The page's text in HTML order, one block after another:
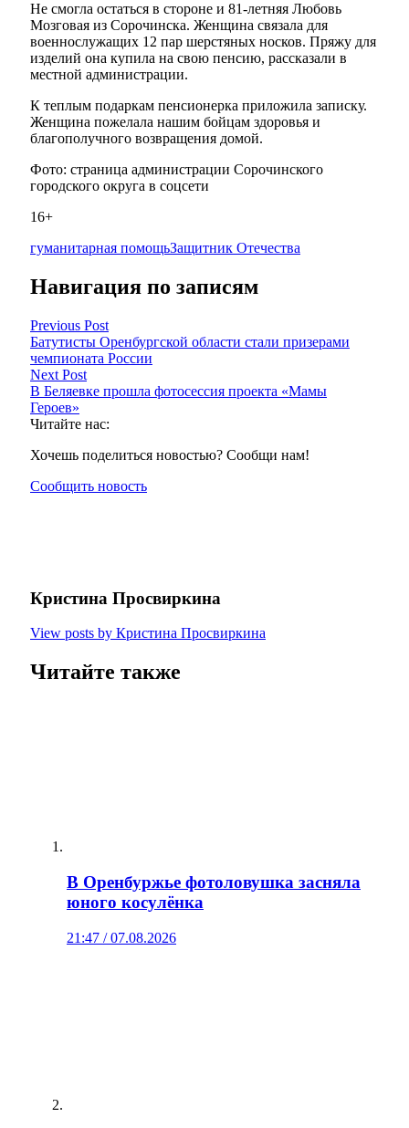
Не смогла остаться в стороне и 81-летняя Любовь
Мозговая из Сорочинска. Женщина связала для
военнослужащих 12 пар шерстяных носков. Пряжу для
изделий она купила на свою пенсию, рассказали в
местной администрации.
К теплым подаркам пенсионерка приложила записку.
Женщина пожелала нашим бойцам здоровья и
благополучного возвращения домой.
Фото: страница администрации Сорочинского
городского округа в соцсети
16+
гуманитарная помощьЗащитник Отечества
Навигация по записям
Previous Post
Батутисты Оренбургской области стали призерами
чемпионата России
Next Post
В Беляевке прошла фотосессия проекта «Мамы
Героев»
Читайте нас:
Хочешь поделиться новостью? Сообщи нам!
Сообщить новость
Кристина Просвиркина
View posts by Кристина Просвиркина
Читайте также
В Оренбуржье фотоловушка засняла
юного косулёнка
21:47 / 07.08.2026